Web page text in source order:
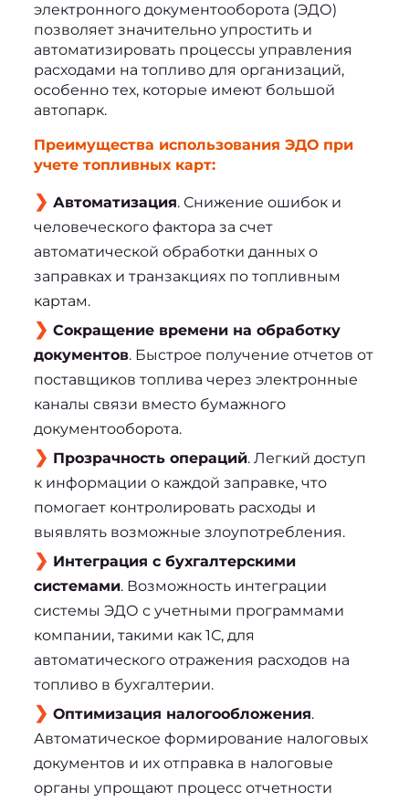
электронного документооборота (ЭДО)
позволяет значительно упростить и
автоматизировать процессы управления
расходами на топливо для организаций,
особенно тех, которые имеют большой
автопарк.
Преимущества использования ЭДО при
учете топливных карт:
Автоматизация. Снижение ошибок и
человеческого фактора за счет
автоматической обработки данных о
заправках и транзакциях по топливным
картам.
Сокращение времени на обработку
документов. Быстрое получение отчетов от
поставщиков топлива через электронные
каналы связи вместо бумажного
документооборота.
Прозрачность операций. Легкий доступ
к информации о каждой заправке, что
помогает контролировать расходы и
выявлять возможные злоупотребления.
Интеграция с бухгалтерскими
системами. Возможность интеграции
системы ЭДО с учетными программами
компании, такими как 1С, для
автоматического отражения расходов на
топливо в бухгалтерии.
Оптимизация налогообложения.
Автоматическое формирование налоговых
документов и их отправка в налоговые
органы упрощают процесс отчетности